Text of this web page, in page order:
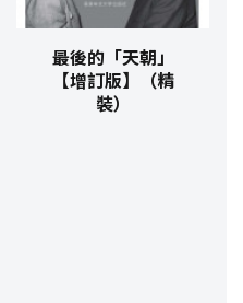
最後的「天朝」
【增訂版】（精
裝）